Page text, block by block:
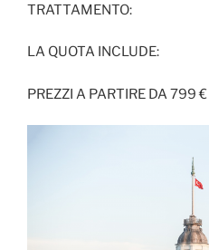
TRATTAMENTO:
LA QUOTA INCLUDE:
PREZZI A PARTIRE DA 799 €